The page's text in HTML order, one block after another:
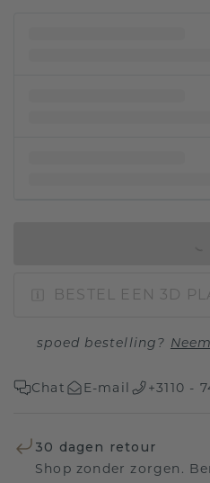
BESTEL EEN 3D
spoed bestelling?
Chat E-mail +3110 -
30 dagen retour
Shop zonder zorgen.